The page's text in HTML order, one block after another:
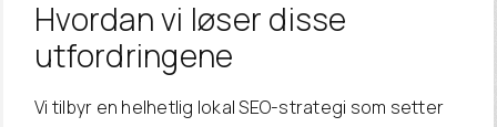
Hvordanvi løser disse
utfordringene
Vi tilbyr en helhetlig lokal SEO-strategi som setter